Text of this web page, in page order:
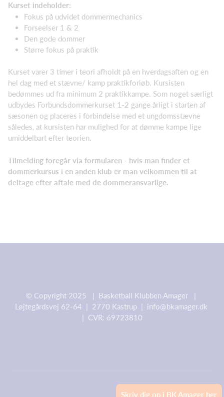
Kurset indeholder:
Fokus på udvidet dommermechanics
Forseelser 1 & 2
Den gode dommer
Større fokus på praktik
Kurset varer 3 timer i teori afholdt på en hverdagsaften og en
hel dag med et stævne/ kamp praktikforløb. Kursisten
bedømmes ud fra minimum 2 praktikkampe. Som noget særligt
udbydes Forbundsdommerkurset 1-2 gange årligt i starten af
sæsonen og placeres i forbindelse med et ungdomsstævne
således, at kursisten har mulighed for at dømme kampe lige
umiddelbart efter teorien.
Tilmelding foregår via formularen - hvis man finder et
dommerkursus i en anden klub er man velkommen til at
deltage efter aftale med de dommeransvarlige.
Skriv dig op i BK Amager her
© Copyright 2025 | Basketball Klubben Amager |
Løjtegårdsvej 62-64 | 2770 Kastrup | info@bkamager.dk
| CVR: 69723810
Powered by Holdsport